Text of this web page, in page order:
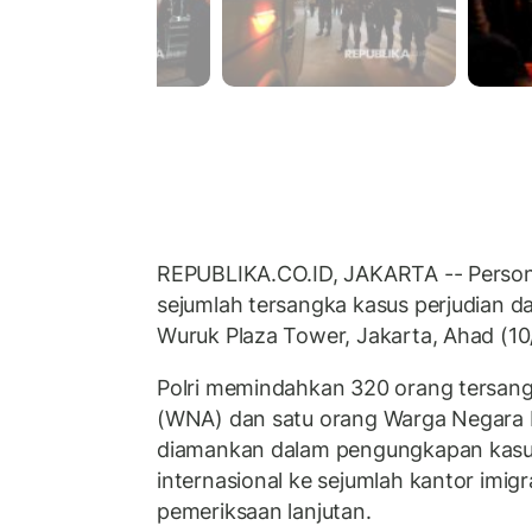
REPUBLIKA.CO.ID, JAKARTA --
sejumlah tersangka kasus perjudian
Wuruk Plaza Tower, Jakarta, Ahad
Polri memindahkan 320 orang
(WNA) dan satu orang Warga
diamankan dalam pengungkapan
internasional ke sejumlah kantor
pemeriksaan lanjutan.